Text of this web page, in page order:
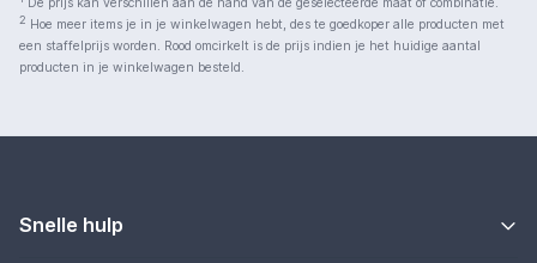
De prijs kan verschillen aan de hand van de geselecteerde maat of combinatie.
2 Hoe meer items je in je winkelwagen hebt, des te goedkoper alle producten met
een staffelprijs worden. Rood omcirkelt is de prijs indien je het huidige aantal
producten in je winkelwagen besteld.
Snelle hulp